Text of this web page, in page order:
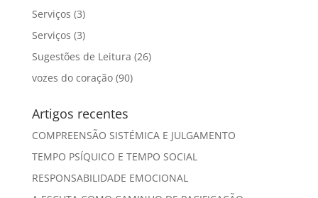
Serviços (3)
Serviços (3)
Sugestões de Leitura (26)
vozes do coração(90)
Artigos recentes
COMPREENSÃO SISTÉMICA E JULGAMENTO
TEMPO PSÍQUICO E TEMPO SOCIAL
RESPONSABILIDADE EMOCIONAL